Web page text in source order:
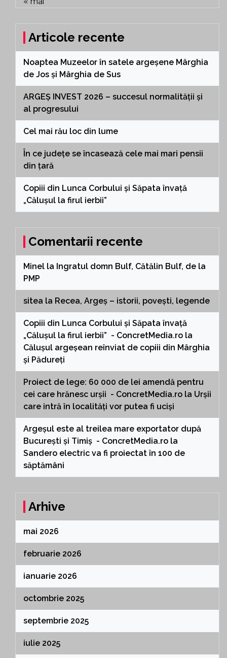
Articole recente
Noaptea Muzeelor în satele argeșene Mârghia
de Jos și Mârghia de Sus
ARGEȘ INVEST 2026 – succesul normalității și
al progresului
Cel mai rău loc din lume
În ce județe se încasează cele mai mari pensii
din țară
Copiii din Lunca Corbului și Săpata învață
„Călușul la firul ierbii”
Comentarii recente
Minel la Ingratul domn Bulf, Cătălin Bulf, de la
PMP
sitea la Recea, Argeș – istorii, povești, legende
Copiii din Lunca Corbului și Săpata învață
„Călușul la firul ierbii” - ConcretMedia.ro la
Călușul argeșean reînviat de copiii din Mârghia
și Pădureți
Proiect de lege: 60 000 de lei amendă pentru
cei care hrănesc urșii - ConcretMedia.ro la Urșii
care intră în localități vor putea fi uciși
Argeșul este al treilea mare exportator după
București și Timiș - ConcretMedia.ro la
Sandero electric va fi proiectat în 100 de
săptămâni
Arhive
mai 2026
februarie 2026
ianuarie 2026
octombrie 2025
septembrie 2025
iulie 2025